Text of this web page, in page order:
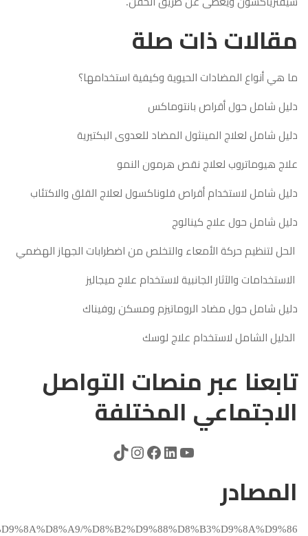
مقالات ذات صلة
ما هي أنواع المضادات الحيوية وكيفية استخدامها؟
دليل شامل حول أقراص بانتوماكس
دليل شامل لعلاج المينثول المضاد للعدوى البكتيرية
علاج هيوماتروب لعلاج نقص هرمون النمو
دليل شامل لاستخدام أقراص فلوناكسول لعلاج القلق والاكتئاب
دليل شامل حول علاج كينالوج
الحل لتنظيم حركة الأمعاء والتخلص من اضطرابات الجهاز الهضمي
الاستخدامات والآثار الجانبية لاستخدام علاج ميجاليز
دليل شامل حول مضاد الروماتيزم ومسكن روفيناك
الدليل الشامل لاستخدام علاج لوسك
تابعنا عبر منصات التواصل
الاجتماعي المختلفة
المصادر
%D8%B2%D9%88%D8%B3%D9%8A%D9%86